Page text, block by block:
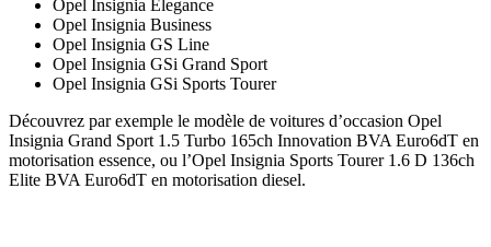
Opel Insignia Elegance
Opel Insignia Business
Opel Insignia GS Line
Opel Insignia GSi Grand Sport
Opel Insignia GSi Sports Tourer
Découvrez par exemple le modèle de voitures d’occasion Opel
Insignia Grand Sport 1.5 Turbo 165ch Innovation BVA Euro6dT en
motorisation essence, ou l’Opel Insignia Sports Tourer 1.6 D 136ch
Elite BVA Euro6dT en motorisation diesel.